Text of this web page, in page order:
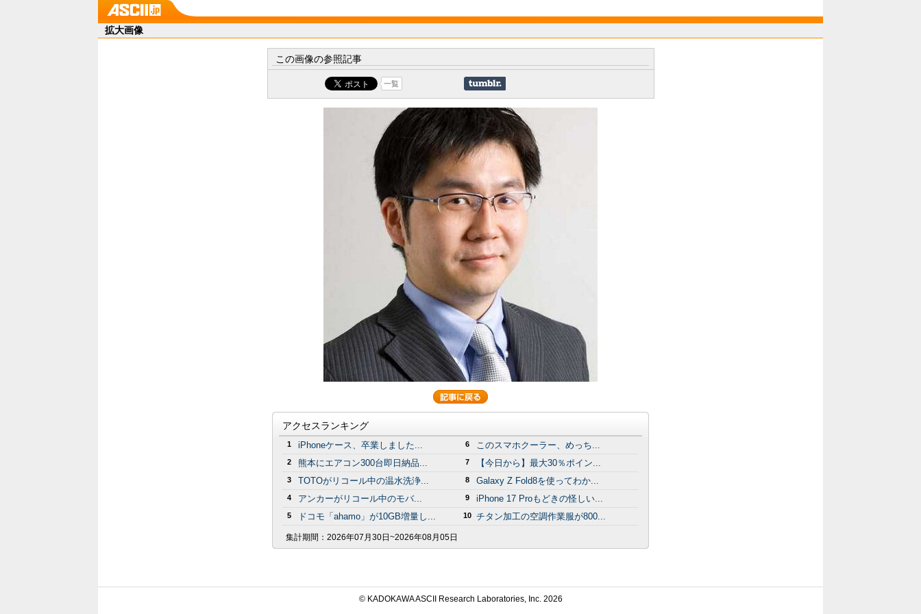
拡大画像
この画像の参照記事
一覧
アクセスランキング
1 iPhoneケース、卒業しました...
2 熊本にエアコン300台即日納品...
3 TOTOがリコール中の温水洗浄...
4 アンカーがリコール中のモバ...
5 ドコモ「ahamo」が10GB増量し...
6 このスマホクーラー、めっち...
7 【今日から】最大30％ポイン...
8 Galaxy Z Fold8を使ってわか...
9 iPhone 17 Proもどきの怪しい...
10 チタン加工の空調作業服が800...
集計期間： 2026年07月30日~2026年08月05日
© KADOKAWA ASCII Research Laboratories, Inc. 2026